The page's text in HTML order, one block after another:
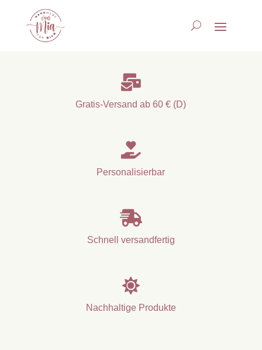

Gratis-Versand ab 60 € (D)

Personalisierbar

Schnell versandfertig

Nachhaltige Produkte